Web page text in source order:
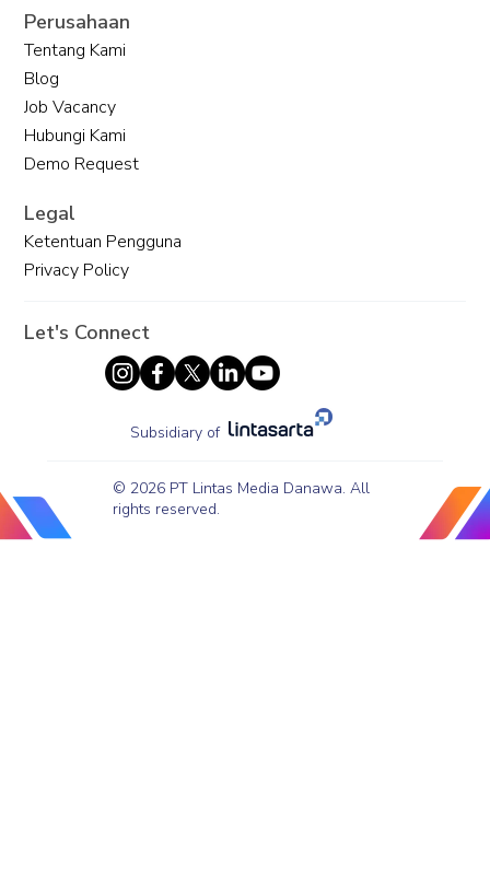
CRM Berbasis AI untuk Masa Depan
Bisnis
© 2026 PT Lintas Media Danawa. All
rights reserved.
Legal
Ketentuan Pengguna
Privacy Policy
Perusahaan
Tentang Kami
Blog
Job Vacancy
Hubungi Kami
Demo Request
Let's Connect
Subsidiary of